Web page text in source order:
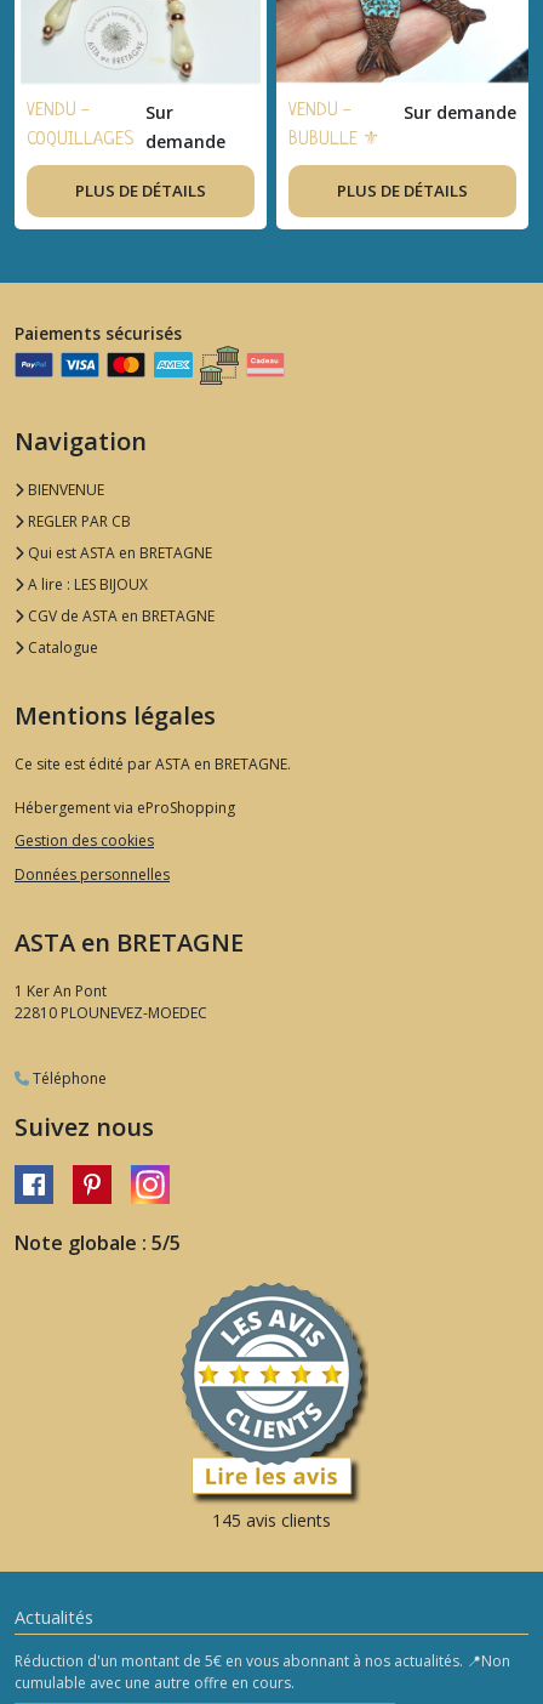
VENDU -
COQUILLAGES
⚜ Boucles
d'oreilles
bohème-chic,
artisanal,
cuivre, nacre
blanche - Idée
femme, été
Sur
demande
PLUS DE DÉTAILS
VENDU -
BUBULLE ⚜
Boucles
d'oreilles
bohème-chic,
artisanal,
Sur demande
PLUS DE DÉTAILS
Paiements sécurisés
Navigation
BIENVENUE
REGLER PAR CB
Qui est ASTA en BRETAGNE
A lire : LES BIJOUX
CGV de ASTA en BRETAGNE
Catalogue
Mentions légales
Ce site est édité par ASTA en BRETAGNE.
Hébergement via eProShopping
Gestion des cookies
Données personnelles
ASTA en BRETAGNE
1 Ker An Pont
22810 PLOUNEVEZ-MOEDEC
Téléphone
Suivez nous
Note globale : 5/5
145 avis clients
Actualités
Réduction d'un montant de 5€ en vous abonnant à nos actualités. 📍Non
cumulable avec une autre offre en cours.